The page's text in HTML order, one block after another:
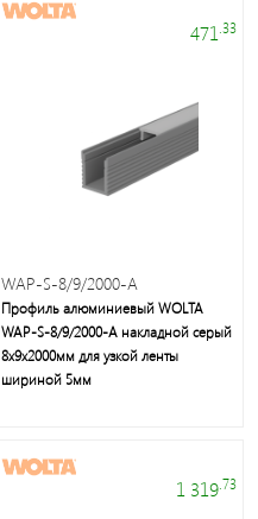
471 .33
WAP-S-8/9/2000-A
Профиль алюминиевый WOLTA
WAP-S-8/9/2000-A накладной серый
8х9х2000мм для узкой ленты
шириной 5мм
1 319.73